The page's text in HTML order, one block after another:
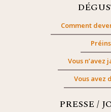
Comment
Vous n’avez
Vous avez
PRESSE /